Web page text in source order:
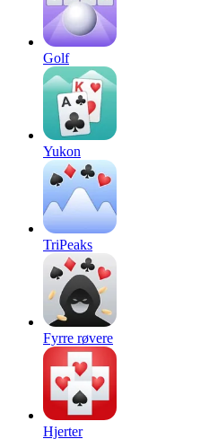
Golf
Yukon
TriPeaks
Fyrre røvere
Hjerter